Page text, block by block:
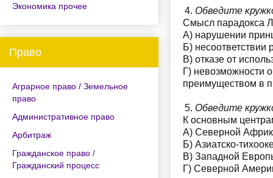
Экономика прочее
Право
Аграрное право / Земельное
право
Административное право
Арбитраж
Гражданское право /
Гражданский процесс
Обведите
Смысл парадокса
А) нарушении
Б)
В) отказе от
Г) невозможности
преимуществом в
Обведите
К основным
А) Северной
Б) Азиатско-
В) Западной
Г) Северной